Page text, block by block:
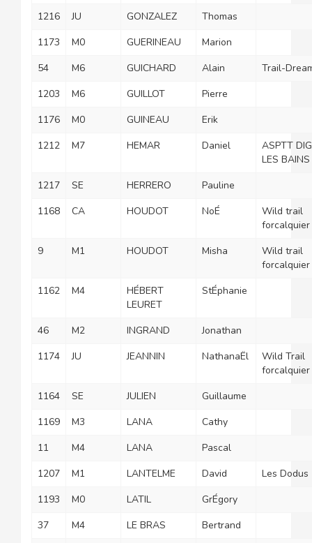
1216
JU GONZALEZ
Thomas
1173
M0 GUERINEAU
Marion
54
M6 GUICHARD Alain
Trail-
1203
M6 GUILLOT
Pierre
1176
M0 GUINEAU
Erik
1212
M7 HEMAR Daniel
ASPTT
LES BAINS
1217
SE HERRERO
Pauline
1168
CA HOUDOT NoÉ
Wild trail
forcalquier
9
M1 HOUDOT Misha
Wild trail
forcalquier
1162
M4
HÉBERT
LEURET
StÉphanie
46 M2 INGRAND
Jonathan
1174
JU JEANNIN NathanaËl
Wild Trail
forcalquier
1164
SE JULIEN
Guillaume
1169
M3 LANA
Cathy
11
M4 LANA
Pascal
1207
M1 LANTELME David
Les Dodus
1193
M0 LATIL
GrÉgory
37
M4 LE BRAS
Bertrand